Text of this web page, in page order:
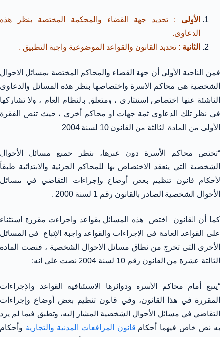
الأولى : تحديد جهة القضاء والمحكمة المختصة بنظر هذه
الدعاوى.
الثانية : تحديد القانون والقواعد الموضوعية واجبة التطبيق .
فمن الناحية الأولى أن جهة القضاء والمحاكم المختصة بمسائل الاحوال
الشخصية هى محاكم الاسرة واختصاصها بنظر هذه المسائل والدعاوى
الناشئة عنها اختصاص استئثاري ، ومتعلق بالنظام العام ، ولا تشاركها
فى نظر تلك الدعاوى ثمة جهات او محاكم أخرى ، حيث تنص الفقرة
الأولى من المادة الثالثة من القانون 10 لسنة 2004
“تختص محاكم الأسرة دون غيرها، بنظر جميع مسائل الأحوال
الشخصية التي ينعقد الاختصاص بها للمحاكم الجزئية والابتدائية طبقاً
لأحكام قانون تنظيم بعض أوضاع وإجراءات التقاضي في مسائل
الأحوال الشخصية الصادر بالقانون رقم 1 لسنة 2000 .
كما أن القانون اختص هذه المسائل بقواعد واجراءت مقررة استثناء
على القواعد العامة فى الإجراءات والقواعد واجبة الإتباع فى المسائل
الأخرى التى تخرج من نطاق مسائل الاحوال الشخصية ، فنصت المادة
الثالثة عشرة من القانون رقم 10 لسنة 2004 نصت على انه:
“يتبع أمام محاكم الأسرة ودوائرها الاستئنافية القواعد والإجراءات
المقررة في هذا القانون، وفي قانون تنظيم بعض أوضاع وإجراءات
التقاضي في مسائل الأحوال الشخصية المشار إليه، وتطبق فيما لم يرد
به نص خاص فيهما أحكام قانون المرافعات المدنية والتجارية وأحكام